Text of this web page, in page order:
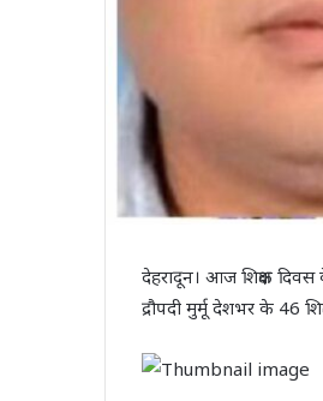
देहरादून। आज शिक्षक दिवस
द्रौपदी मुर्मू देशभर के 46